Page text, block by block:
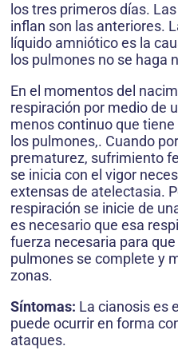
los tres primeros días.
inflan son las anteriores.
líquido amniótico es la
los pulmones no se haga
En el momentos del
respiración por medio de
menos continuo que
los pulmones,. Cuando
prematurez, sufrimiento
se inicia con el vigor
extensas de atelectasia.
respiración se inicie de
es necesario que esa
fuerza necesaria para
pulmones se complete y
zonas.
Síntomas: La cianosis es
puede ocurrir en forma
ataques.